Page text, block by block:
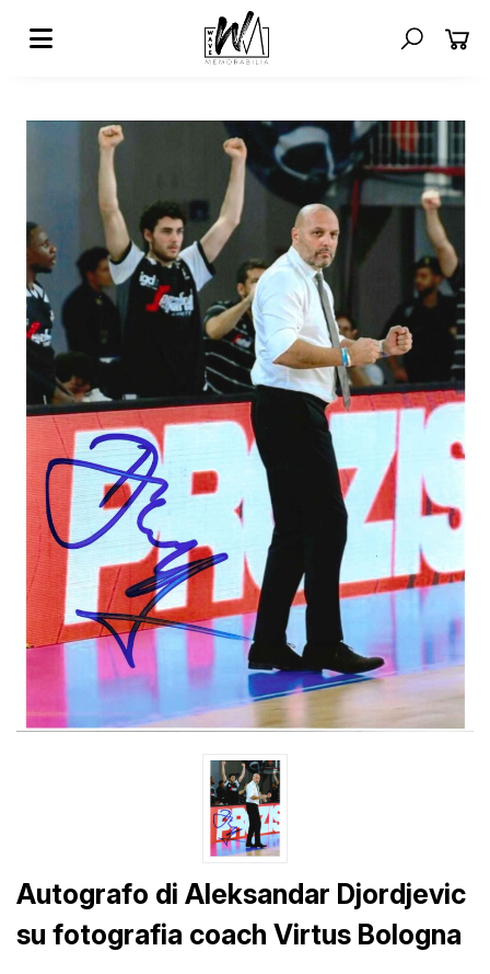
Autografo di Aleksandar Djordjevic
su fotografia coach Virtus Bologna